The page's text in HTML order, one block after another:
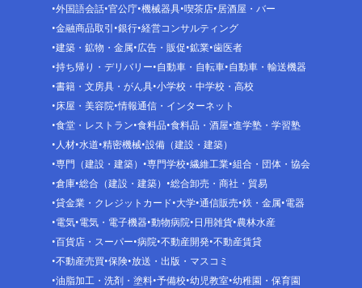
外国語会話 官公庁 機械器具 喫茶店 居酒屋・バー
金融商品取引 銀行 経営コンサルティング
建築・鉱物・金属 広告・販促 鉱業 歯医者
持ち帰り・デリバリー 自動車・自転車 自動車・輸送機器
書籍・文房具・がん具 小学校・中学校・高校
床屋・美容院 情報通信・インターネット
食堂・レストラン 食料品 食料品・酒屋 進学塾・学習塾
人材 水道 精密機械 設備（建設・建築）
専門（建設・建築）
専門学校 繊維工業 組合・団体・協会
倉庫 総合（建設・建築）
総合卸売・商社・貿易
貸金業・クレジットカード 大学 通信販売 鉄・金属 電器
電気 電気・電子機器 動物病院 日用雑貨 農林水産
百貨店・スーパー 病院 不動産開発 不動産賃貸
不動産売買 保険 放送・出版・マスコミ
油脂加工・洗剤・塗料 予備校 幼児教室 幼稚園・保育園